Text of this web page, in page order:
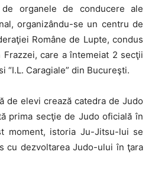
organele de conducere ale
organizându-se un centru de
Române de Lupte, condus
care a întemeiat 2 secţii
“I.L. Caragiale” din Bucureşti.
de elevi crează catedra de Judo
prima secţie de Judo oficială în
moment, istoria Ju-Jitsu-lui se
cu dezvoltarea Judo-ului în ţara